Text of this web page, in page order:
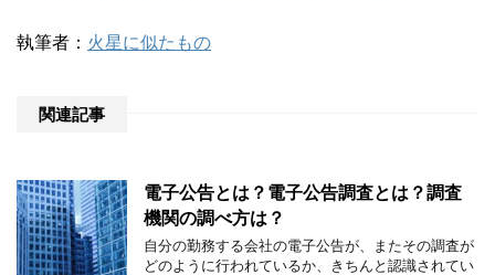
執筆者： 火星に似たもの
関連記事
電子公告とは？電子公告調査とは？調査
機関の調べ方は？
自分の勤務する会社の電子公告が、またその調査が
どのように行われているか、きちんと認識されてい